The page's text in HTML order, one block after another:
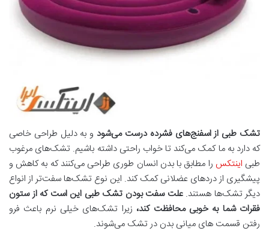
تشک طبی از اسفنجهای فشرده درست میشود و به دلیل طراحی خاصی
که دارد به ما کمک می‌کند تا خواب راحتی داشته باشیم. تشک‌های مرغوب
طبی اینتکس را مطابق با بدن انسان طوری طراحی می‌کنند که به کاهش و
پیشگیری از دردهای عضلانی کمک ‌کند. این نوع تشک‌ها سفت‌تر از انواع
دیگر تشک‌ها هستند.علت سفت بودن تشک ‌طبی این است که از ستون
فقرات شما به خوبی محافظت کند، زیرا تشک‌های خیلی نرم باعث فرو
رفتن قسمت های میانی بدن در تشک می‌شوند.